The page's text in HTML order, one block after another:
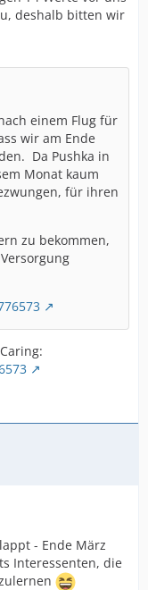
deshalb bitten wir
einem Flug für
wir am Ende
Da Pushka in
Monat kaum
für ihren
zu bekommen,
- Ende März
Interessenten, die